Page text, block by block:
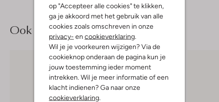
op "Accepteer alle cookies" te klikken,
ga je akkoord met het gebruik van alle
cookies zoals omschreven in onze
privacy- en cookieverklaring.
Wil je je voorkeuren wijzigen? Via de
cookieknop onderaan de pagina kun je
jouw toestemming ieder moment
intrekken. Wil je meer informatie of een
klacht indienen? Ga naar onze
cookieverklaring.
Ook iets voor jou?